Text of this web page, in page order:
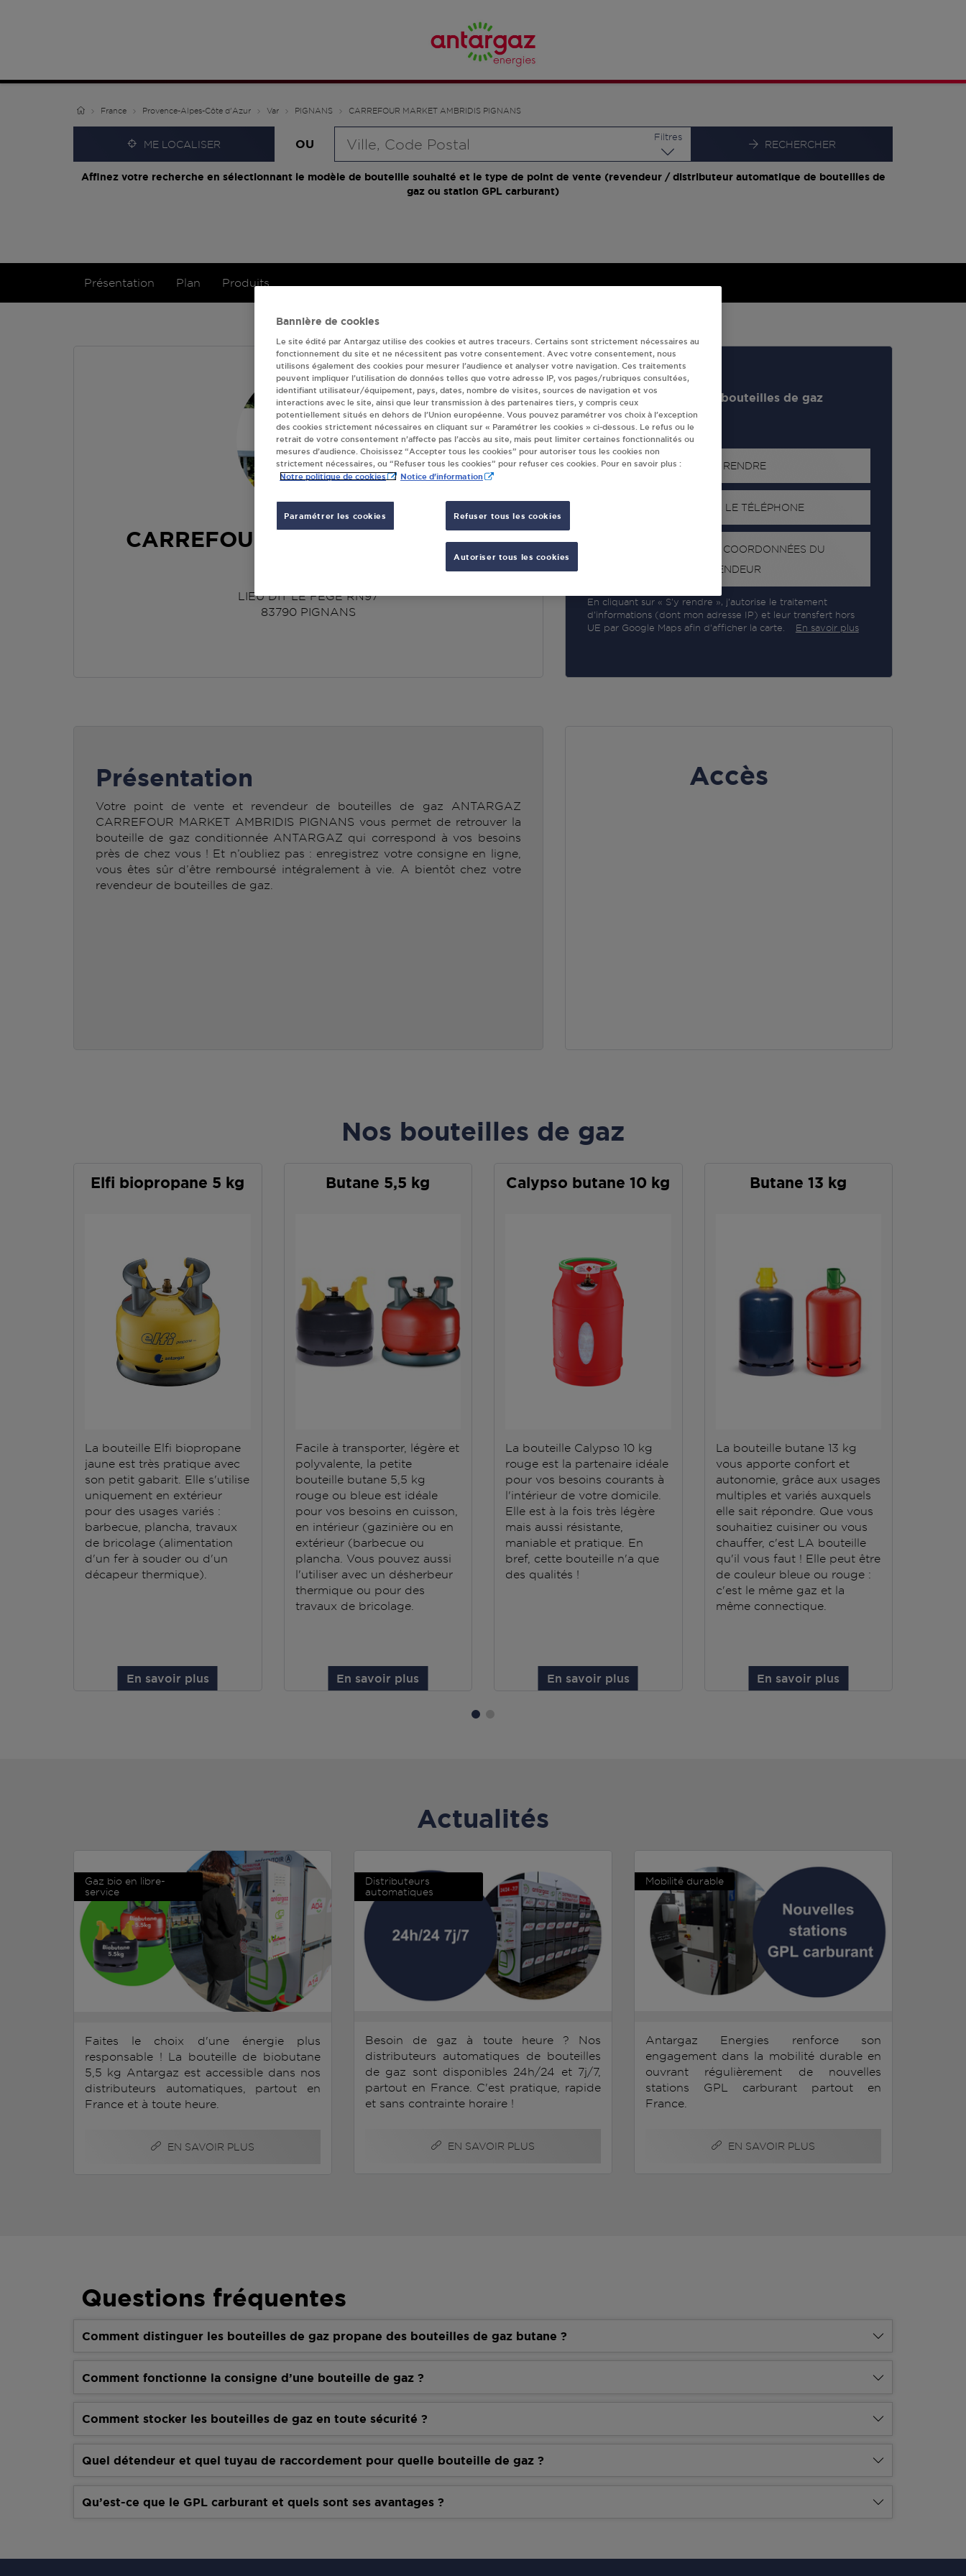
France Provence-Alpes-Côte d'Azur Var PIGNANS CARREFOUR MARKET AMBRIDIS PIGNANS
ME LOCALISER OU
Filtres
RECHERCHER
Affinez votre recherche en sélectionnant le modèle de bouteille souhaité et le type de point de vente (revendeur / distributeur automatique de bouteilles de
gaz ou station GPL carburant)
Présentation Plan Produits
CARREFOUR MARKET AMBRIDIS
LIEU DIT LE FEGE RN97
83790 PIGNANS
Revendeur de bouteilles de gaz
S'Y RENDRE
AFFICHER LE TÉLÉPHONE
RECEVOIR LES COORDONNÉES DU
REVENDEUR
En cliquant sur « S’y rendre », j’autorise le traitement
d’informations (dont mon adresse IP) et leur transfert hors
UE par Google Maps afin d’afficher la carte.
En savoir plus
Accès
Présentation
Votre point de vente et revendeur de bouteilles de gaz ANTARGAZ
CARREFOUR MARKET AMBRIDIS PIGNANS vous permet de retrouver la
bouteille de gaz conditionnée ANTARGAZ qui correspond à vos besoins
près de chez vous ! Et n’oubliez pas : enregistrez votre consigne en ligne,
vous êtes sûr d’être remboursé intégralement à vie. A bientôt chez votre
revendeur de bouteilles de gaz.
Nos bouteilles de gaz
Elfi biopropane 5 kg
La bouteille Elfi biopropane
jaune est très pratique avec
son petit gabarit. Elle s'utilise
uniquement en extérieur
pour des usages variés :
barbecue, plancha, travaux
de bricolage (alimentation
d'un fer à souder ou d'un
décapeur thermique).
En savoir plus
Butane 5,5 kg
Facile à transporter, légère et
polyvalente, la petite
bouteille butane 5,5 kg
rouge ou bleue est idéale
pour vos besoins en cuisson,
en intérieur (gazinière ou en
extérieur (barbecue ou
plancha. Vous pouvez aussi
l'utiliser avec un désherbeur
thermique ou pour des
travaux de bricolage.
En savoir plus
Calypso butane 10 kg
La bouteille Calypso 10 kg
rouge est la partenaire idéale
pour vos besoins courants à
l'intérieur de votre domicile.
Elle est à la fois très légère
mais aussi résistante,
maniable et pratique. En
bref, cette bouteille n'a que
des qualités !
En savoir plus
Butane 13 kg
La bouteille butane 13 kg
vous apporte confort et
autonomie, grâce aux usages
multiples et variés auxquels
elle sait répondre. Que vous
souhaitiez cuisiner ou vous
chauffer, c'est LA bouteille
qu'il vous faut ! Elle peut être
de couleur bleue ou rouge :
c'est le même gaz et la
même connectique.
En savoir plus
Actualités
Gaz bio en libre-
service
Faites le choix d'une énergie plus
responsable ! La bouteille de biobutane
5,5 kg Antargaz est accessible dans nos
distributeurs automatiques, partout en
France et à toute heure.
EN SAVOIR PLUS
Distributeurs
automatiques
Besoin de gaz à toute heure ? Nos
distributeurs automatiques de bouteilles
de gaz sont disponibles 24h/24 et 7j/7,
partout en France. C'est pratique, rapide
et sans contrainte horaire !
EN SAVOIR PLUS
Mobilité durable
Antargaz Energies renforce son
engagement dans la mobilité durable en
ouvrant régulièrement de nouvelles
stations GPL carburant partout en
France.
EN SAVOIR PLUS
Questions fréquentes
Comment distinguer les bouteilles de gaz propane des bouteilles de gaz butane ?
Comment fonctionne la consigne d’une bouteille de gaz ?
Comment stocker les bouteilles de gaz en toute sécurité ?
Quel détendeur et quel tuyau de raccordement pour quelle bouteille de gaz ?
Qu’est-ce que le GPL carburant et quels sont ses avantages ?
Bannière de cookies
Le site édité par Antargaz utilise des cookies et autres traceurs. Certains sont strictement nécessaires au
fonctionnement du site et ne nécessitent pas votre consentement. Avec votre consentement, nous
utilisons également des cookies pour mesurer l’audience et analyser votre navigation. Ces traitements
peuvent impliquer l’utilisation de données telles que votre adresse IP, vos pages/rubriques consultées,
identifiant utilisateur/équipement, pays, dates, nombre de visites, sources de navigation et vos
interactions avec le site, ainsi que leur transmission à des partenaires tiers, y compris ceux
potentiellement situés en dehors de l’Union européenne. Vous pouvez paramétrer vos choix à l’exception
des cookies strictement nécessaires en cliquant sur « Paramétrer les cookies » ci-dessous. Le refus ou le
retrait de votre consentement n’affecte pas l’accès au site, mais peut limiter certaines fonctionnalités ou
mesures d’audience. Choisissez “Accepter tous les cookies” pour autoriser tous les cookies non
strictement nécessaires, ou “Refuser tous les cookies” pour refuser ces cookies. Pour en savoir plus :
Notre politique de cookies Notice d'information
Paramétrer les cookies Refuser tous les cookies
Autoriser tous les cookies